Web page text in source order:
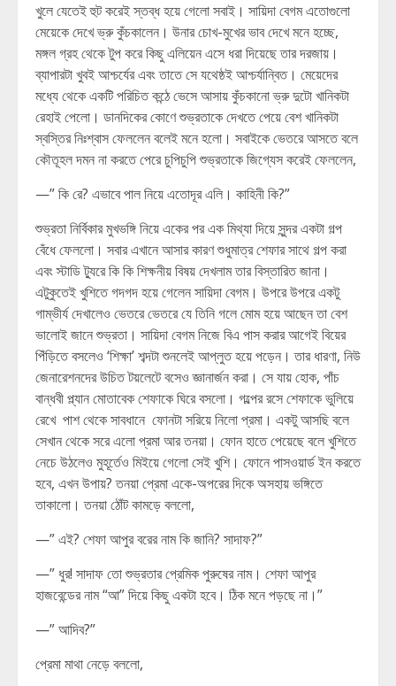
খুলে যেতেই হুট করেই স্তব্ধ হয়ে গেলো সবাই। সায়িদা বেগম এতোগুলো
মেয়েকে দেখে ভ্রু কুঁচকালেন। উনার চোখ-মুখের ভাব দেখে মনে হচ্ছে,
মঙ্গল গ্রহ থেকে টুপ করে কিছু এলিয়েন এসে ধরা দিয়েছে তার দরজায়।
ব্যাপারটা খুবই আশ্চর্যের এবং তাতে সে যথেষ্ঠই আশ্চর্যান্বিত। মেয়েদের
মধ্যে থেকে একটি পরিচিত কন্ঠে ভেসে আসায় কুঁচকানো ভ্রু দুটো খানিকটা
রেহাই পেলো। ডানদিকের কোণে শুভ্রতাকে দেখতে পেয়ে বেশ খানিকটা
স্বস্তির নিঃশ্বাস ফেললেন বলেই মনে হলো। সবাইকে ভেতরে আসতে বলে
কৌতূহল দমন না করতে পেরে চুপিচুপি শুভ্রতাকে জিগ্যেস করেই ফেললেন,
—” কি রে? এভাবে পাল নিয়ে এতোদূর এলি। কাহিনী কি?”
শুভ্রতা নির্বিকার মুখভঙ্গি নিয়ে একের পর এক মিথ্যা দিয়ে সুন্দর একটা গল্প
বেঁধে ফেললো। সবার এখানে আসার কারণ শুধুমাত্র শেফার সাথে গল্প করা
এবং স্টাডি ট্যুরে কি কি শিক্ষনীয় বিষয় দেখলাম তার বিস্তারিত জানা।
এটুকুতেই খুশিতে গদগদ হয়ে গেলেন সায়িদা বেগম। উপরে উপরে একটু
গাম্ভীর্য দেখালেও ভেতরে ভেতরে যে তিনি গলে মোম হয়ে আছেন তা বেশ
ভালোই জানে শুভ্রতা। সায়িদা বেগম নিজে বিএ পাস করার আগেই বিয়ের
পিঁড়িতে বসলেও ‘শিক্ষা’ শব্দটা শুনলেই আপ্লুত হয়ে পড়েন। তার ধারণা, নিউ
জেনারেশনদের উচিত টয়লেটে বসেও জ্ঞানার্জন করা। সে যায় হোক, পাঁচ
বান্ধবী প্ল্যান মোতাবেক শেফাকে ঘিরে বসলো। গল্পের রসে শেফাকে ভুলিয়ে
রেখে পাশ থেকে সাবধানে ফোনটা সরিয়ে নিলো প্রমা। একটু আসছি বলে
সেখান থেকে সরে এলো প্রমা আর তনয়া। ফোন হাতে পেয়েছে বলে খুশিতে
নেচে উঠলেও মুহূর্তেও মিইয়ে গেলো সেই খুশি। ফোনে পাসওয়ার্ড ইন করতে
হবে, এখন উপায়? তনয়া প্রেমা একে-অপরের দিকে অসহায় ভঙ্গিতে
তাকালো। তনয়া ঠোঁট কামড়ে বললো,
—” এই? শেফা আপুর বরের নাম কি জানি? সাদাফ?”
—” ধুর! সাদাফ তো শুভ্রতার প্রেমিক পুরুষের নাম। শেফা আপুর
হাজবেন্ডের নাম “আ” দিয়ে কিছু একটা হবে। ঠিক মনে পড়ছে না।”
—” আদিব?”
প্রেমা মাথা নেড়ে বললো,